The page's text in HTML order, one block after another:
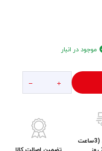
موجود در انبار
تحویل فوری (3ساعت